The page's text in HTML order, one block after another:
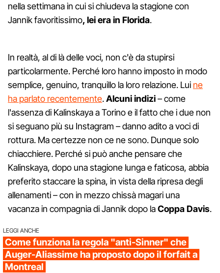
nella settimana in cui si chiudeva la stagione con
Jannik favoritissimo, lei era in Florida.
In realtà, al di là delle voci, non c'è da stupirsi
particolarmente. Perché loro hanno imposto in modo
semplice, genuino, tranquillo la loro relazione. Lui ne
ha parlato recentemente.Alcuni indizi– come
l'assenza di Kalinskaya a Torino e il fatto che i due non
si seguano più su Instagram – danno adito a voci di
rottura. Ma certezze non ce ne sono. Dunque solo
chiacchiere. Perché si può anche pensare che
Kalinskaya, dopo una stagione lunga e faticosa, abbia
preferito staccare la spina, in vista della ripresa degli
allenamenti – con in mezzo chissà magari una
vacanza in compagnia di Jannik dopo laCoppa Davis.
LEGGI ANCHE
Come funziona la regola "anti-Sinner" che
Auger-Aliassime ha proposto dopo il forfait a
Montreal